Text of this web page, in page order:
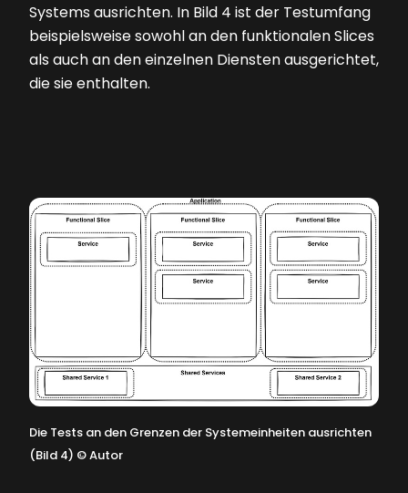
Systems ausrichten. In Bild 4 ist der Testumfang
beispielsweise sowohl an den funktionalen Slices
als auch an den einzelnen Diensten ausgerichtet,
die sie enthalten.
Die Tests an den Grenzen der Systemeinheiten ausrichten
(Bild 4) ©Autor